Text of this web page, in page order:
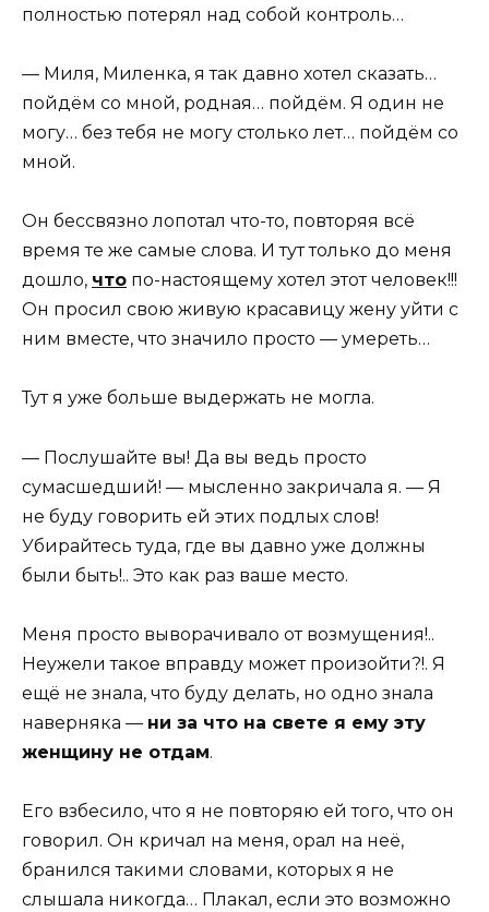
полностью потерял над собой контроль…
— Миля, Миленка, я так давно хотел сказать…
пойдём со мной, родная… пойдём. Я один не
могу… без тебя не могу столько лет… пойдём со
мной.
Он бессвязно лопотал что-то, повторяя всё
время те же самые слова. И тут только до меня
дошло, что по-настоящему хотел этот человек!!!
Он просил свою живую красавицу жену уйти с
ним вместе, что значило просто — умереть…
Тут я уже больше выдержать не могла.
— Послушайте вы! Да вы ведь просто
сумасшедший! — мысленно закричала я. — Я
не буду говорить ей этих подлых слов!
Убирайтесь туда, где вы давно уже должны
были быть!.. Это как раз ваше место.
Меня просто выворачивало от возмущения!..
Неужели такое вправду может произойти?!. Я
ещё не знала, что буду делать, но одно знала
наверняка — ни за что на свете я ему эту
женщину не отдам.
Его взбесило, что я не повторяю ей того, что он
говорил. Он кричал на меня, орал на неё,
бранился такими словами, которых я не
слышала никогда… Плакал, если это возможно